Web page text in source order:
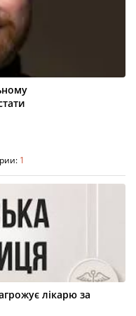
1
лікарю за